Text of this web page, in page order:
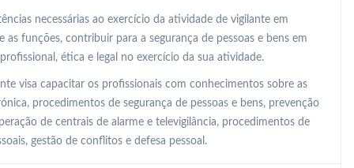
necessárias ao exercício da atividade de vigilante em
as funções, contribuir para a segurança de pessoas e bens em
ética e legal no exercício da sua atividade.
visa capacitar os profissionais com conhecimentos sobre as
procedimentos de segurança de pessoas e bens, prevenção
de centrais de alarme e televigilância, procedimentos de
gestão de conflitos e defesa pessoal.